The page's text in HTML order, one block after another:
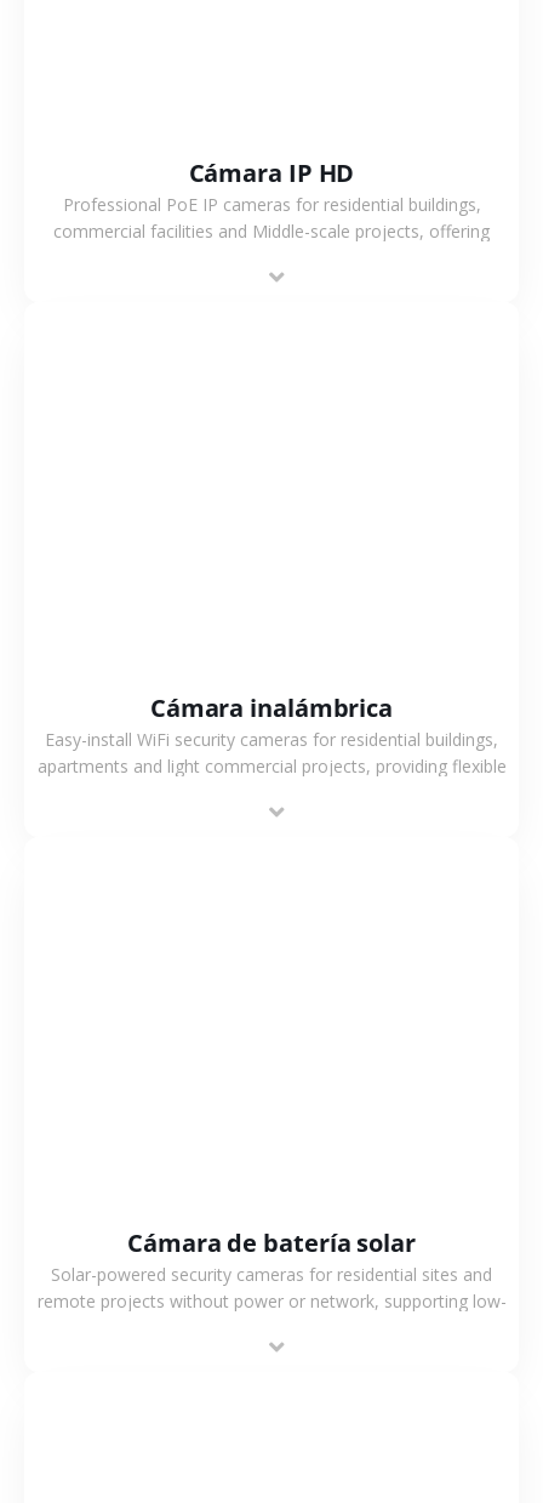
Cámara IP HD
Professional PoE IP cameras for residential buildings,
commercial facilities and Middle-scale projects, offering
support.
Cámara inalámbrica
Easy-install WiFi security cameras for residential buildings,
apartments and light commercial projects, providing flexible
Cámara de batería solar
Solar-powered security cameras for residential sites and
remote projects without power or network, supporting low-
monitoring.